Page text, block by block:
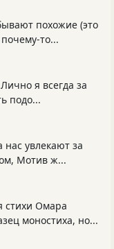
похожие (это
то...
я всегда за
подо...
увлекают за
Мотив ж...
стихи Омара
моностиха, но...